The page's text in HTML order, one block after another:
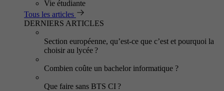
Vie étudiante
Tous les articles
DERNIERS ARTICLES
Section européenne, qu’est-ce que c’est et pourquoi la
choisir au lycée ?
Combien coûte un bachelor informatique ?
Que faire sans BTS CI ?